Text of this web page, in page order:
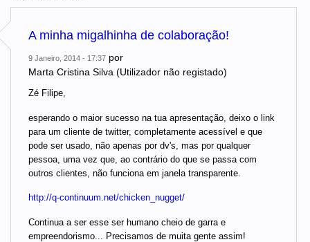
A minha migalhinha de colaboração!
9 Janeiro, 2014 - 17:37 por
Marta Cristina Silva (Utilizador não registado)
Zé Filipe,
esperando o maior sucesso na tua apresentação, deixo o link
para um cliente de twitter, completamente acessível e que
pode ser usado, não apenas por dv's, mas por qualquer
pessoa, uma vez que, ao contrário do que se passa com
outros clientes, não funciona em janela transparente.
http://q-continuum.net/chicken_nugget/
Continua a ser esse ser humano cheio de garra e
empreendorismo... Precisamos de muita gente assim!